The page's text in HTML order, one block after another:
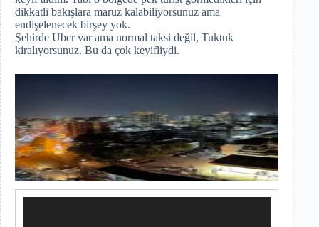
dikkatli bakışlara maruz kalabiliyorsunuz ama
endişelenecek birşey yok.
Şehirde Uber var ama normal taksi değil, Tuktuk
kiralıyorsunuz. Bu da çok keyifliydi.